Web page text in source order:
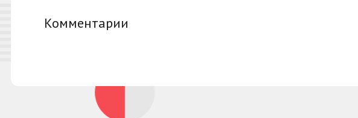
Комментарии